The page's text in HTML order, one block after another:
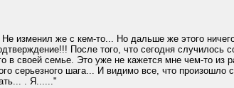
изменил же с кем-то... Но дальше же этого
После того, что сегодня случилось
в своей семье. Это уже не кажется мне чем-то из
серьезного шага... И видимо все, что
. Я......"